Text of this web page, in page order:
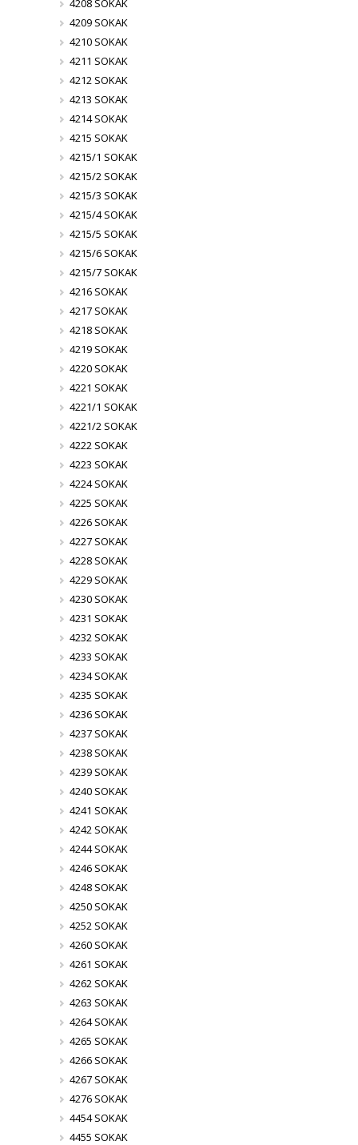
4208 SOKAK
4209 SOKAK
4210 SOKAK
4211 SOKAK
4212 SOKAK
4213 SOKAK
4214 SOKAK
4215 SOKAK
4215/1 SOKAK
4215/2 SOKAK
4215/3 SOKAK
4215/4 SOKAK
4215/5 SOKAK
4215/6 SOKAK
4215/7 SOKAK
4216 SOKAK
4217 SOKAK
4218 SOKAK
4219 SOKAK
4220 SOKAK
4221 SOKAK
4221/1 SOKAK
4221/2 SOKAK
4222 SOKAK
4223 SOKAK
4224 SOKAK
4225 SOKAK
4226 SOKAK
4227 SOKAK
4228 SOKAK
4229 SOKAK
4230 SOKAK
4231 SOKAK
4232 SOKAK
4233 SOKAK
4234 SOKAK
4235 SOKAK
4236 SOKAK
4237 SOKAK
4238 SOKAK
4239 SOKAK
4240 SOKAK
4241 SOKAK
4242 SOKAK
4244 SOKAK
4246 SOKAK
4248 SOKAK
4250 SOKAK
4252 SOKAK
4260 SOKAK
4261 SOKAK
4262 SOKAK
4263 SOKAK
4264 SOKAK
4265 SOKAK
4266 SOKAK
4267 SOKAK
4276 SOKAK
4454 SOKAK
4455 SOKAK